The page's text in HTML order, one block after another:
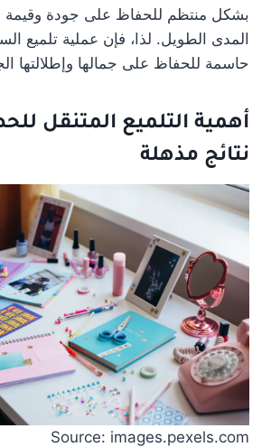
بشكل منتظم للحفاظ على جودة وقيمة
المدى الطويل. لذا، فإن عملية تلميع
حاسمة للحفاظ على جمالها وإطلالتها
أهمية التلميع المتنقل
نتائج مذهلة
Source: images.pexels.com